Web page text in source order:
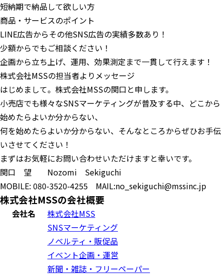
短納期で納品して欲しい方
商品・サービスのポイント
LINE広告からその他SNS広告の実績多数あり！
少額からでもご相談ください！
企画から立ち上げ、運用、効果測定まで一貫して行えます！
株式会社MSSの担当者よりメッセージ
はじめまして。株式会社MSSの関口と申します。
小売店でも様々なSNSマーケティングが普及する中、どこから
始めたらよいか分からない、
何を始めたらよいか分からない、そんなところからぜひお手伝
いさせてください！
まずはお気軽にお問い合わせいただけますと幸いです。
関口 望 Nozomi Sekiguchi
MOBILE: 080-3520-4255 MAIL:no_sekiguchi@mssinc.jp
株式会社MSSの会社概要
会社名 株式会社MSS
SNSマーケティング
ノベルティ・販促品
イベント企画・運営
新聞・雑誌・フリーペーパー